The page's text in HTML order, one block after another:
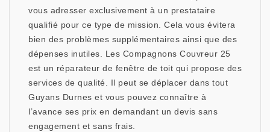
vous adresser exclusivement à un prestataire
qualifié pour ce type de mission. Cela vous évitera
bien des problèmes supplémentaires ainsi que des
dépenses inutiles. Les Compagnons Couvreur 25
est un réparateur de fenêtre de toit qui propose des
services de qualité. Il peut se déplacer dans tout
Guyans Durnes et vous pouvez connaître à
l’avance ses prix en demandant un devis sans
engagement et sans frais.